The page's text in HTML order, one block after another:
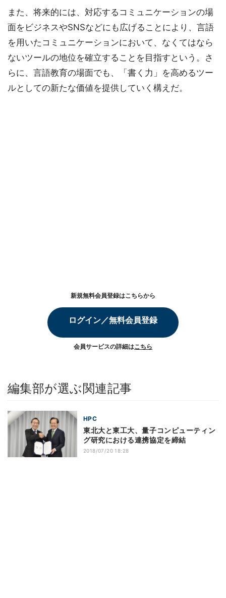
また、将来的には、対応するコミュニケーションの場
面をビジネスやSNSなどにも広げることにより、言語
を用いたコミュニケーションにおいて、なくてはなら
ないツールの地位を確立することを目指すという。さ
らに、言語教育の場面でも、「書く力」を高めるツー
ルとしての新たな価値を提供していく構えだ。
新規無料会員登録はこちらから
ログイン／無料会員登録
会員サービスの詳細はこちら
編集部が選ぶ関連記事
HPC
東北大と東工大、量子コンピューティン
グ研究における連携協定を締結
2018/07/20 18:28